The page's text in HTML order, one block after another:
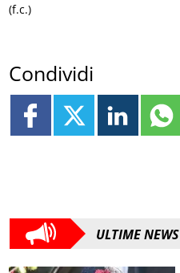
(f.c.)
Condividi
ULTIME NEWS